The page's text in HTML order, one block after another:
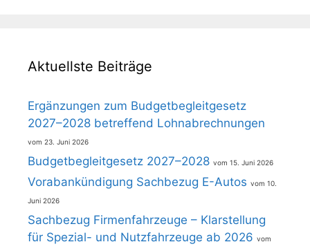
Aktuellste Beiträge
Ergänzungen zum Budgetbegleitgesetz
2027–2028 betreffend Lohnabrechnungen
23. Juni 2026
Budgetbegleitgesetz 2027–2028 15. Juni 2026
Vorabankündigung Sachbezug E-Autos 10.
Juni 2026
Sachbezug Firmenfahrzeuge – Klarstellung
für Spezial- und Nutzfahrzeuge ab 2026